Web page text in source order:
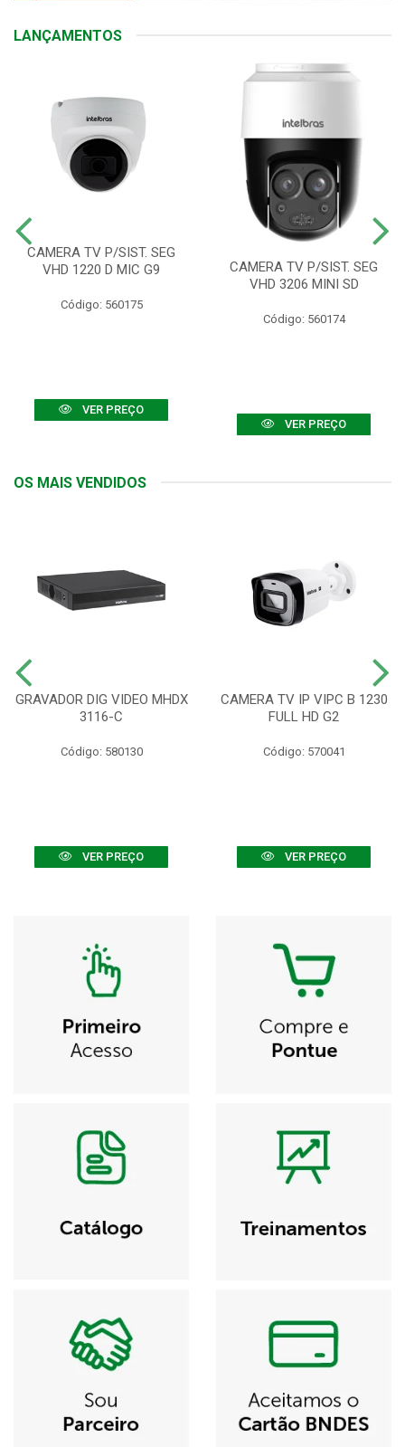
LANÇAMENTOS
CAMERA TV P/SIST. SEG
VHD 1220 D MIC G9
Código: 560175
VER PREÇO
CAMERA TV P/SIST. SEG
VHD 3206 MINI SD
Código: 560174
VER PREÇO
OS MAIS VENDIDOS
GRAVADOR DIG VIDEO MHDX
3116-C
Código: 580130
VER PREÇO
CAMERA TV IP VIPC B 1230
FULL HD G2
Código: 570041
VER PREÇO